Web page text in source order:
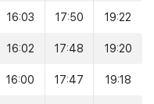
16:03 17:50 19:22
16:02 17:48 19:20
16:00 17:47 19:18